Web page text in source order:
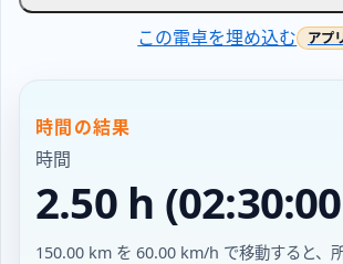
この電卓を埋め込む
時間の結果
時間
2.50 h
150.00 km を 60.00 km/h で移動すると、